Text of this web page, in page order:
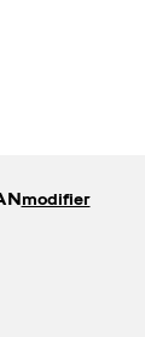
modifier